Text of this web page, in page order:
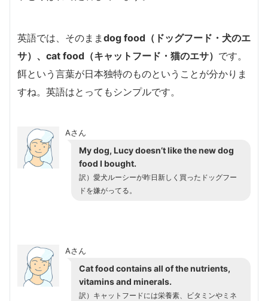
英語では、そのまま dog food（ドッグフード・犬のエ
サ）、cat food（キャットフード・猫のエサ） です。
餌という言葉が日本独特のものということが分かりま
すね。英語はとってもシンプルです。
Aさん
My dog, Lucy doesn’t like the new dog
food I bought.
訳）愛犬ルーシーが昨日新しく買ったドッグフー
ドを嫌がってる。
Aさん
Cat food contains all of the nutrients,
vitamins and minerals.
訳）キャットフードには栄養素、ビタミンやミネ